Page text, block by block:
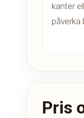
kanter
påverka
Pris